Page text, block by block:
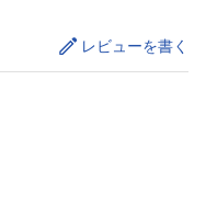
レビューを書く